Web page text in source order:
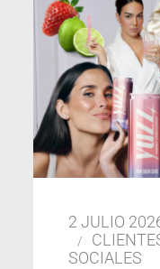
2 JULIO
SOCIALES